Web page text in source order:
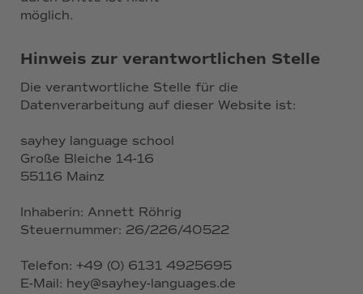
möglich.
Hinweis zur verantwortlichen Stelle
Die verantwortliche Stelle für die
Datenverarbeitung auf dieser Website ist:
sayhey language school
Große Bleiche 14-16
55116 Mainz
Inhaberin: Annett Röhrig
Steuernummer: 26/226/40522
Telefon: +49 (0) 6131 4925695
E-Mail: hey@sayhey-languages.de